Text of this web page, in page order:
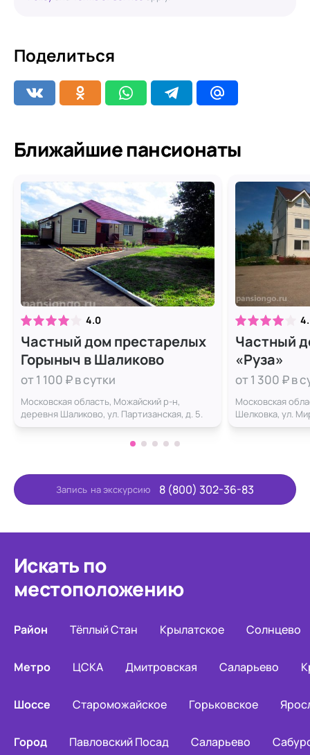
Поделиться
Ближайшие пансионаты
4.0
Частный дом престарелых
Горыныч в Шаликово
от 1 100 ₽ в сутки
Московская область, Можайский р-н,
деревня Шаликово, ул. Партизанская, д. 5.
Частный
«Руза»
от 1 300 ₽ в
Московская
Шелковка, ул.
Запись на экскурсию 8 (800) 302-36-83
Искать по
местоположению
Район Тёплый Стан Крылатское Солнцево
Метро ЦСКА Дмитровская Саларьево
Шоссе Староможайское Горьковское
Город Павловский Посад Саларьево